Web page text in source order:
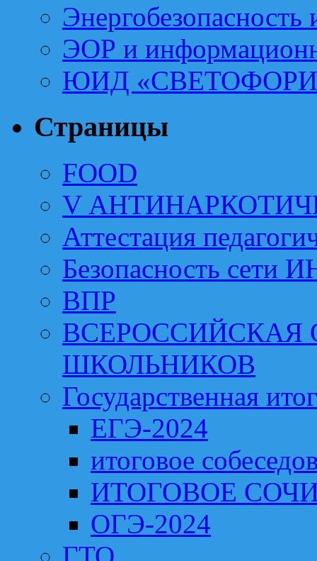
Энергобезопасность
ЭОР и
ЮИД
Страницы
FOOD
V
Аттестация
Безопасность сети
ВПР
ШКОЛЬНИКОВ
Государственная
ЕГЭ-2024
итоговое
ИТОГОВОЕ
ОГЭ-2024